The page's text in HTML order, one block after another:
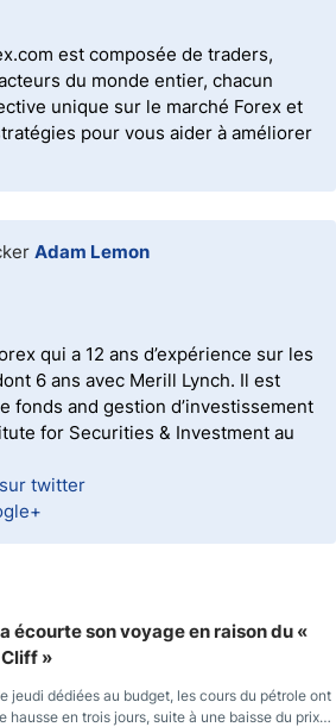
est composée de traders,
du monde entier, chacun
unique sur le marché Forex et
pour vous aider à améliorer
Adam Lemon
qui a 12 ans d’expérience sur les
6 ans avec Merill Lynch. Il est
fonds and gestion d’investissement
for Securities & Investment au
twitter
écourte son voyage en raison du «
»
jeudi dédiées au budget, les cours du pétrole ont
hausse en trois jours, suite à une baisse du prix